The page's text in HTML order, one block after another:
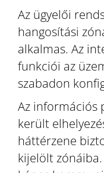
Az ügyelői
hangosítási
alkalmas. Az
funkciói az
szabadon
Az információs
került
háttérzene
kijelölt